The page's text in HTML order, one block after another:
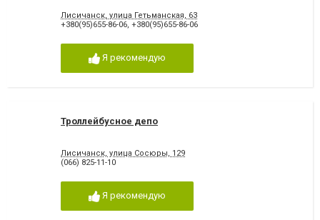
Лисичанск, улица Гетьманская, 63
+380(95)655-86-06, +380(95)655-86-06
Я рекомендую
Троллейбусное депо
Лисичанск, улица Сосюры, 129
(066) 825-11-10
Я рекомендую